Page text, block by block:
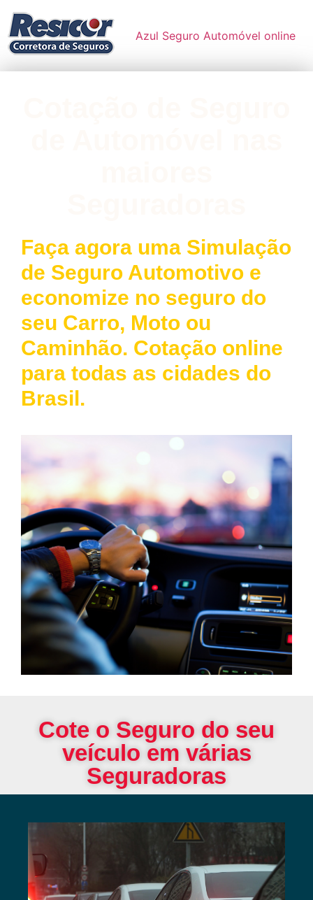
Azul Seguro Automóvel online
Faça agora uma Simulação
de Seguro Automotivo e
economize no seguro do
seu Carro, Moto ou
Caminhão. Cotação online
para todas as cidades do
Brasil.
Cote o Seguro do seu
veículo em várias
Seguradoras